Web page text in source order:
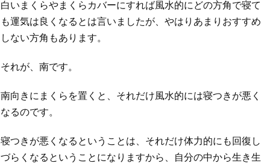
白いまくらやまくらカバーにすれば風水的にどの方角で寝て
も運気は良くなるとは言いましたが、やはりあまりおすすめ
しない方角もあります。
それが、南です。
南向きにまくらを置くと、それだけ風水的には寝つきが悪く
なるのです。
寝つきが悪くなるということは、それだけ体力的にも回復し
づらくなるということになりますから、自分の中から生き生